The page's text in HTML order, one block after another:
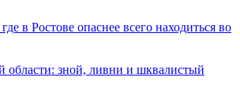
в Ростове опаснее всего находиться во
области: зной, ливни и шквалистый